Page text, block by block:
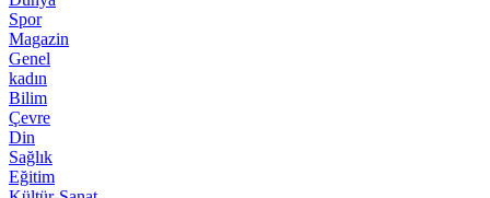
Spor
Magazin
Genel
kadın
Bilim
Çevre
Din
Sağlık
Eğitim